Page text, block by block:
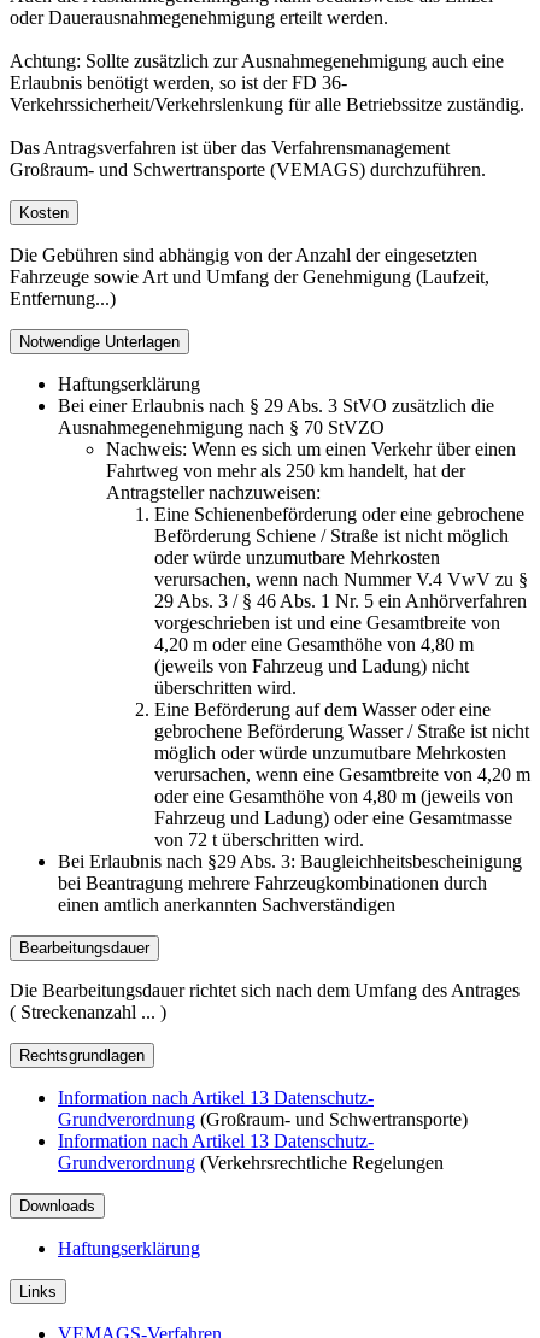
oder Dauerausnahmegenehmigung erteilt werden.
Achtung: Sollte zusätzlich zur Ausnahmegenehmigung auch eine
Erlaubnis benötigt werden, so ist der FD 36-
Verkehrssicherheit/Verkehrslenkung für alle Betriebssitze zuständig.
Das Antragsverfahren ist über das Verfahrensmanagement
Großraum- und Schwertransporte (VEMAGS) durchzuführen.
Kosten
Die Gebühren sind abhängig von der Anzahl der eingesetzten
Fahrzeuge sowie Art und Umfang der Genehmigung (Laufzeit,
Entfernung...)
Notwendige Unterlagen
Haftungserklärung
Bei einer Erlaubnis nach § 29 Abs. 3 StVO zusätzlich die
Ausnahmegenehmigung nach § 70 StVZO
Nachweis: Wenn es sich um einen Verkehr über einen
Fahrtweg von mehr als 250 km handelt, hat der
Antragsteller nachzuweisen:
Eine Schienenbeförderung oder eine gebrochene
Beförderung Schiene / Straße ist nicht möglich
oder würde unzumutbare Mehrkosten
verursachen, wenn nach Nummer V.4 VwV zu §
29 Abs. 3 / § 46 Abs. 1 Nr. 5 ein Anhörverfahren
vorgeschrieben ist und eine Gesamtbreite von
4,20 m oder eine Gesamthöhe von 4,80 m
(jeweils von Fahrzeug und Ladung) nicht
überschritten wird.
Eine Beförderung auf dem Wasser oder eine
gebrochene Beförderung Wasser / Straße ist nicht
möglich oder würde unzumutbare Mehrkosten
verursachen, wenn eine Gesamtbreite von 4,20 m
oder eine Gesamthöhe von 4,80 m (jeweils von
Fahrzeug und Ladung) oder eine Gesamtmasse
von 72 t überschritten wird.
Bei Erlaubnis nach §29 Abs. 3: Baugleichheitsbescheinigung
bei Beantragung mehrere Fahrzeugkombinationen durch
einen amtlich anerkannten Sachverständigen
Bearbeitungsdauer
Die Bearbeitungsdauer richtet sich nach dem Umfang des Antrages
( Streckenanzahl ... )
Rechtsgrundlagen
Information nach Artikel 13 Datenschutz-
Grundverordnung (Großraum- und Schwertransporte)
Information nach Artikel 13 Datenschutz-
Grundverordnung (Verkehrsrechtliche Regelungen
Downloads
Haftungserklärung
Links
VEMAGS-Verfahren